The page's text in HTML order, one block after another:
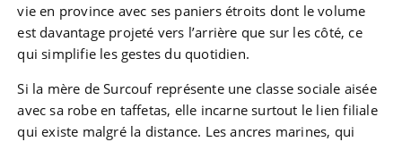
vie en province avec ses paniers étroits dont le volume
est davantage projeté vers l’arrière que sur les côté, ce
qui simplifie les gestes du quotidien.
Si la mère de Surcouf représente une classe sociale aisée
avec sa robe en taffetas, elle incarne surtout le lien filiale
qui existe malgré la distance. Les ancres marines, qui